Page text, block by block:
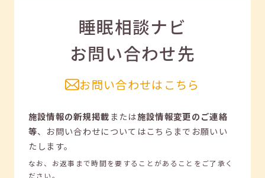
睡眠相談ナビ
お問い合わせ先
お問い合わせはこちら
施設情報の新規掲載または施設情報変更のご連絡
等、 お問い合わせについてはこちらまでお願いい
たします。
なお、お返事まで時間を要することがあることをご了承く
ださい。